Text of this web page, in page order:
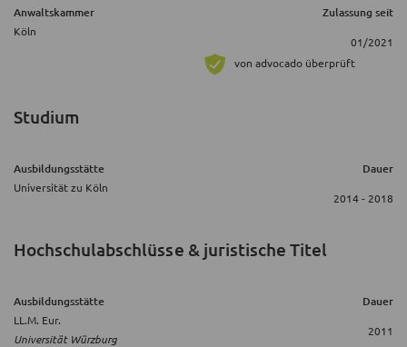
Anwaltskammer Zulassung seit
Köln
01/2021
von advocado überprüft
Studium
Ausbildungsstätte Dauer
Universität zu Köln
2014 - 2018
Hochschulabschlüsse & juristische Titel
Ausbildungsstätte Dauer
LL.M. Eur.
Universität Würzburg
2011